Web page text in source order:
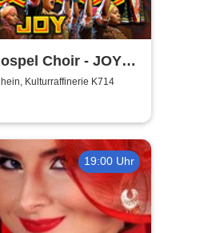
Choir - JOY!
Kulturraffinerie K714
19:00 Uhr